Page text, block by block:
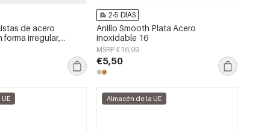
de acero
irregular,
diario, de la serie
mujer.
2-5 DÍAS
Anillo Smooth Plata Acero
inoxidable 16
MSRP €16,99
€5,50
Almacén de la UE